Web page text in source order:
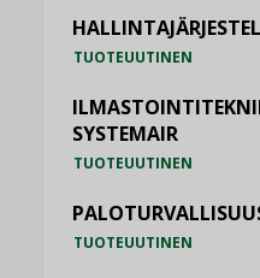
TUOTEUUTINEN
SYSTEMAIR
TUOTEUUTINEN
TUOTEUUTINEN